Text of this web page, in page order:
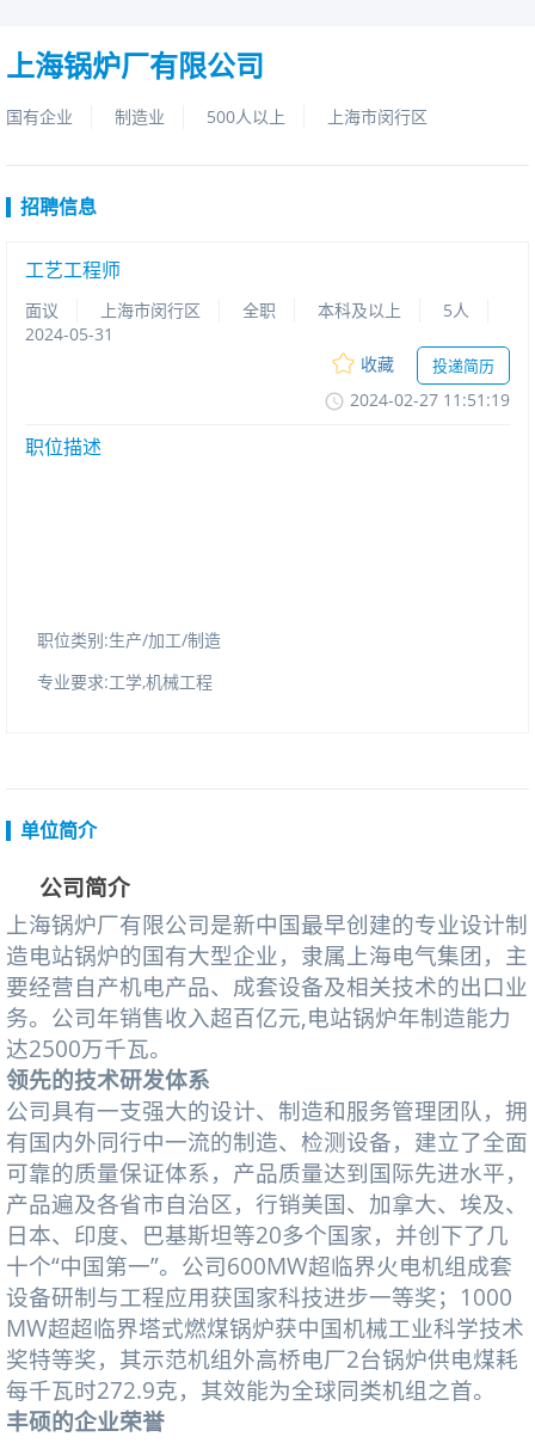
上海锅炉厂有限公司
国有企业 制造业 500人以上 上海市闵行区
招聘信息
工艺工程师
面议 上海市闵行区 全职 本科及以上
5人
2024-05-31
收藏
投递简历
2024-02-2711:51:19
职位描述
职位类别:生产/加工/制造
专业要求:工学,机械工程
单位简介
公司简介
上海锅炉厂有限公司是新中国最早创建的专业设计制
造电站锅炉的国有大型企业，隶属上海电气集团，主
要经营自产机电产品、成套设备及相关技术的出口业
务。公司年销售收入超百亿元,电站锅炉年制造能力
达2500万千瓦。
领先的技术研发体系
公司具有一支强大的设计、制造和服务管理团队，拥
有国内外同行中一流的制造、检测设备，建立了全面
可靠的质量保证体系，产品质量达到国际先进水平，
产品遍及各省市自治区，行销美国、加拿大、埃及、
日本、印度、巴基斯坦等20多个国家，并创下了几
十个“中国第一”。公司600MW超临界火电机组成套
设备研制与工程应用获国家科技进步一等奖；1000
MW超超临界塔式燃煤锅炉获中国机械工业科学技术
奖特等奖，其示范机组外高桥电厂2台锅炉供电煤耗
每千瓦时272.9克，其效能为全球同类机组之首。
丰硕的企业荣誉